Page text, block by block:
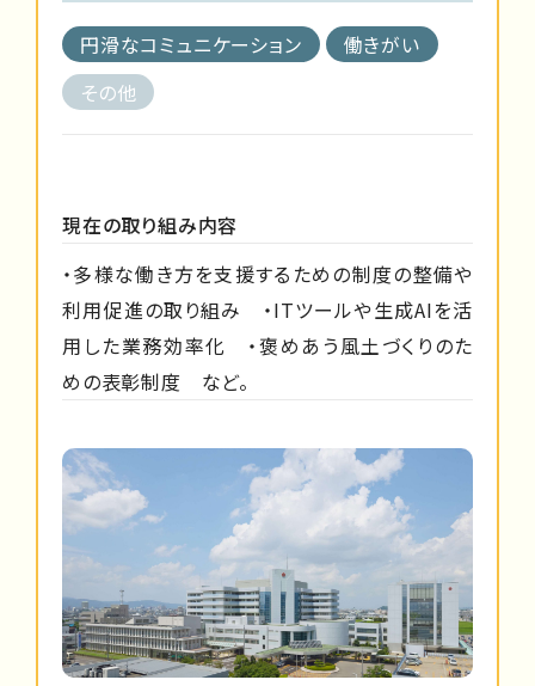
円滑なコミュニケーション
働きがい
その他
現在の取り組み内容
・多様な働き方を支援するための制度の整備や
利用促進の取り組み ・ITツールや生成AIを活
用した業務効率化 ・褒めあう風土づくりのた
めの表彰制度 など。